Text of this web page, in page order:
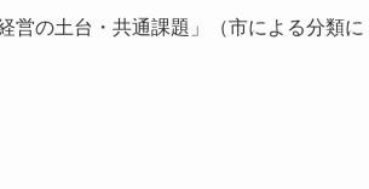
の土台・共通課題」（市による分類に